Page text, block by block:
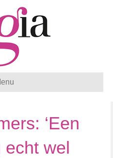
‘Een
echt wel